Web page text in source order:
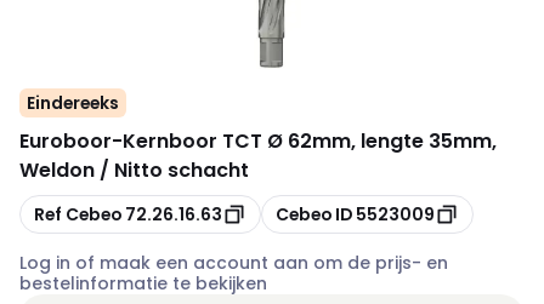
Eindereeks
Euroboor-Kernboor TCT Ø 62mm, lengte 35mm,
Weldon / Nitto schacht
Kopiëren
Ref Cebeo 72.26.16.63 Kopiëren
Cebeo ID 5523009
Log in of maak een account aan om de prijs- en
bestelinformatie te bekijken